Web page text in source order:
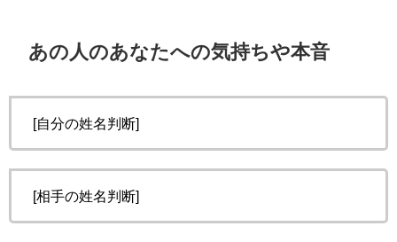
あの人のあなたへの気持ちや本音
[自分の姓名判断]
[相手の姓名判断]